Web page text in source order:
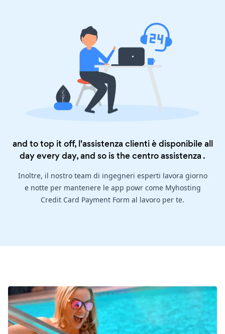
and to top it off, l'assistenza clienti è disponibile all
day every day, and so is thecentro assistenza .
Inoltre, il nostro team di ingegneri esperti lavora giorno
e notte per mantenere le app powr come Myhosting
Credit Card Payment Form al lavoro per te.